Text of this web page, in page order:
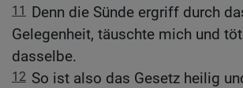
11 Denn die Sünde ergriff durch
Gelegenheit, täuschte mich und
dasselbe.
12 So ist also das Gesetz heilig